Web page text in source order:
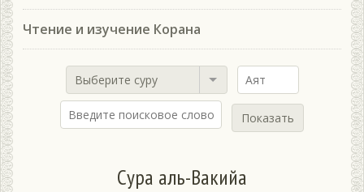
Чтение и изучение Корана
Выберите суру
Показать
Сура аль-Вакийа